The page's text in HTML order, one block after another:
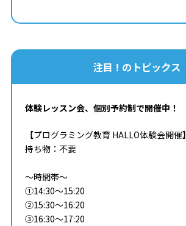
注目！のトピックス
体験レッスン会、個別予約制で開催中！
【プログラミング教育 HALLO体験会開催】
持ち物：不要
～時間帯～
①14:30～15:20
②15:30～16:20
③16:30～17:20